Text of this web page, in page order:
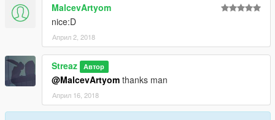
MalcevArtyom
nice:D
Април 2, 2018
Streaz Автор
@MalcevArtyom thanks man
Април 16, 2018